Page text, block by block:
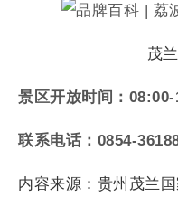
茂
景区开放时间：
联系电话： 0854-
内容来源：贵州茂兰